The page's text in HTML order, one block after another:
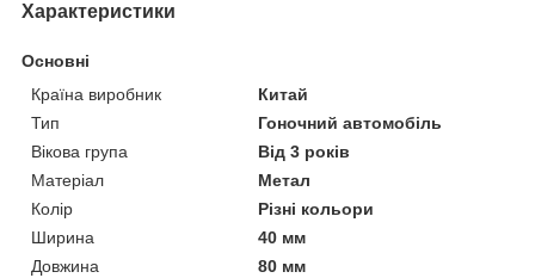
Характеристики
Основні
Країна виробник
Китай
Тип
Гоночний автомобіль
Вікова група
Від 3 років
Матеріал
Метал
Колір
Різні кольори
Ширина
40 мм
Довжина
80 мм